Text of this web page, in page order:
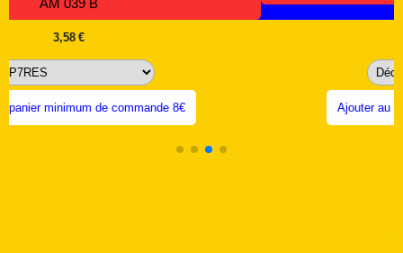
Ajouter au panier minimum de commande 8€